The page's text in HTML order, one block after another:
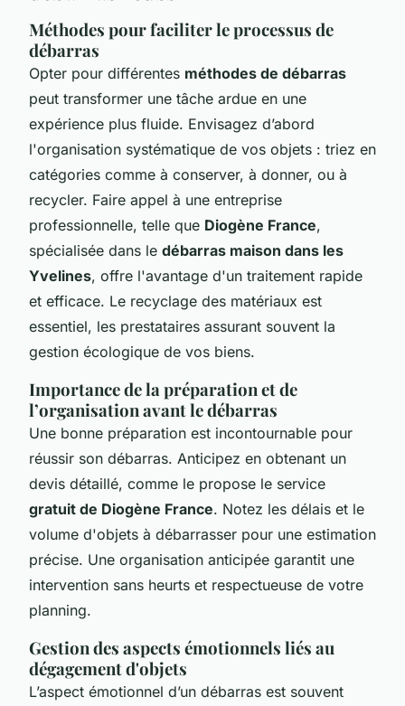
Méthodes pour faciliter le processus de
débarras
Opter pour différentes méthodes de débarras
peut transformer une tâche ardue en une
expérience plus fluide. Envisagez d’abord
l'organisation systématique de vos objets : triez en
catégories comme à conserver, à donner, ou à
recycler. Faire appel à une entreprise
professionnelle, telle que Diogène France,
spécialisée dans le débarras maison dans les
Yvelines, offre l'avantage d'un traitement rapide
et efficace. Le recyclage des matériaux est
essentiel, les prestataires assurant souvent la
gestion écologique de vos biens.
Importance de la préparation et de
l’organisation avant le débarras
Une bonne préparation est incontournable pour
réussir son débarras. Anticipez en obtenant un
devis détaillé, comme le propose le service
gratuit de Diogène France. Notez les délais et le
volume d'objets à débarrasser pour une estimation
précise. Une organisation anticipée garantit une
intervention sans heurts et respectueuse de votre
planning.
Gestion des aspects émotionnels liés au
dégagement d'objets
L’aspect émotionnel d’un débarras est souvent